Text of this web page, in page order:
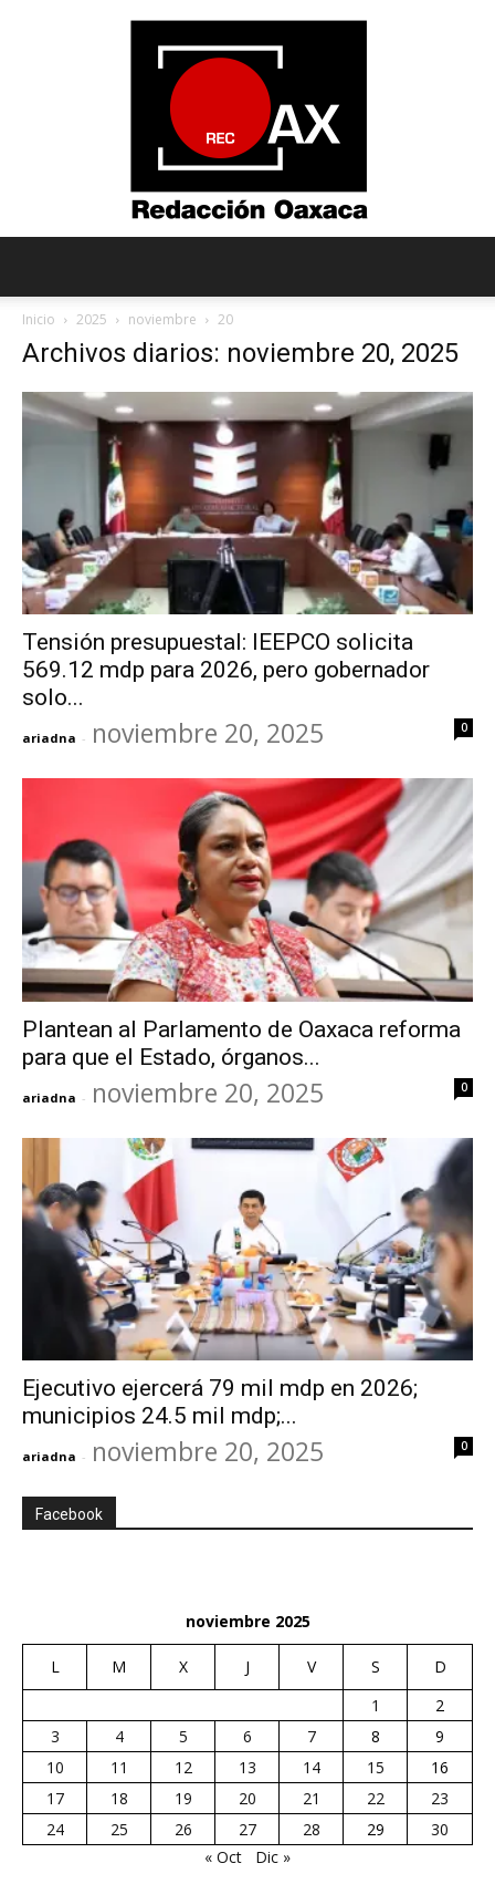
Inicio 2025 noviembre 20
Archivos diarios: noviembre 20, 2025
Tensión presupuestal: IEEPCO solicita
569.12 mdp para 2026, pero gobernador
solo...
ariadna - noviembre 20, 2025 0
Plantean al Parlamento de Oaxaca reforma
para que el Estado, órganos...
ariadna - noviembre 20, 2025 0
Ejecutivo ejercerá 79 mil mdp en 2026;
municipios 24.5 mil mdp;...
ariadna - noviembre 20, 2025 0
Facebook
noviembre 2025
L M X J V S
D
1
2
3
4 5 6 7 8
9
10
11 12 13 14 15
16
17
18 19 20 21 22
23
24
25 26 27 28 29
30
« Oct
Dic »